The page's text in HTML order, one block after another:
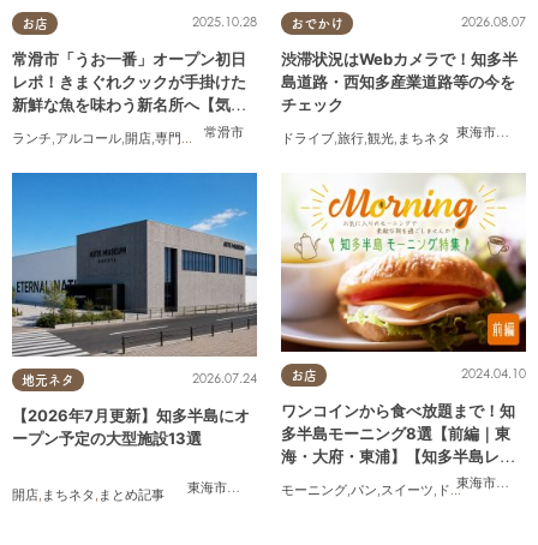
お店
常滑市
2025.10.28
常滑市「うお一番」オープン初日
レポ！きまぐれクックが手掛けた
新鮮な魚を味わう新名所へ【気に
なるリサーチ#31】
ランチ,アルコール,開店,専門店 気になるリサーチ, 家族,おひとりさま
おでかけ
東海市大府
2026.08.07
渋滞状況はWebカメラで！知多半
島道路・西知多産業道路等の今を
チェック
ドライブ,旅行,観光, まちネタ
地元ネタ
東海市
,大府市 知多市,美浜町 ,南知多町
2026.07.24
【2026年7月更新】知多半島にオ
ープン予定の大型施設13選
開店, まちネタ , まとめ記事
お店
東海市
,大府
2024.04.10
ワンコインから食べ放題まで！知
多半島モーニング8選【前編｜東
海・大府・東浦】【知多半島レポ#
モーニング,パン,スイーツ, ドライブ , 旅行